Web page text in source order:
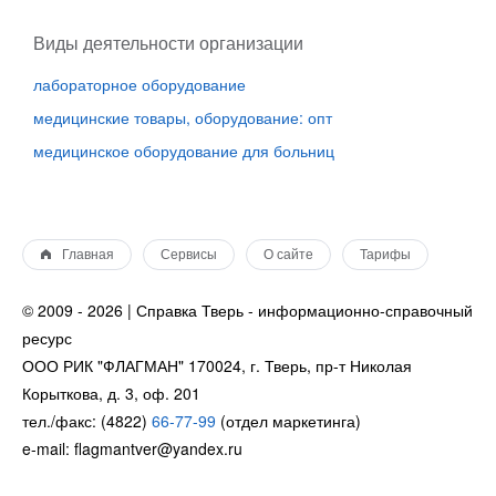
Виды деятельности организации
лабораторное оборудование
медицинские товары, оборудование: опт
медицинское оборудование для больниц
Главная Сервисы О сайте Тарифы
© 2009 - 2026 | Справка Тверь - информационно-справочный
ресурс
ООО РИК "ФЛАГМАН" 170024, г. Тверь, пр-т Николая
Корыткова, д. 3, оф. 201
тел./факс: (4822) 66-77-99 (отдел маркетинга)
e-mail: flagmantver@yandex.ru